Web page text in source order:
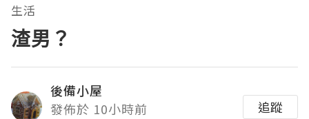
生活
渣男？
後備小屋
發佈於 10小時前
追蹤